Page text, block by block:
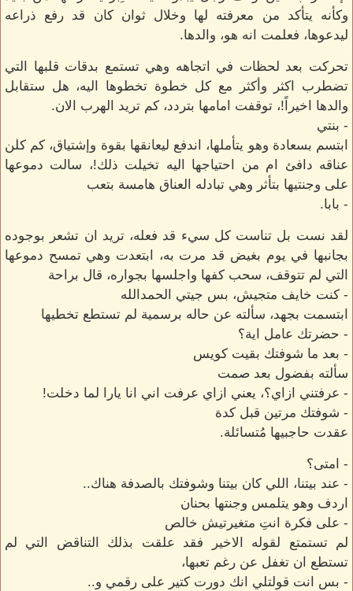
وكأنه يتأكد من معرفته لها وخلال ثوان كان قد رفع ذراعه
ليدعوها، فعلمت انه هو، والدها.
تحركت بعد لحظات في اتجاهه وهي تستمع بدقات قلبها التي
تضطرب اكثر وأكثر مع كل خطوة تخطوها اليه، هل ستقابل
والدها اخيراً!، توقفت امامها بتردد، كم تريد الهرب الان.
- بنتي
ابتسم بسعادة وهو يتأملها، اندفع ليعانقها بقوة وإشتياق، كم كلن
عناقه دافئ ام من احتياجها اليه تخيلت ذلك!، سالت دموعها
على وجنتيها بتأثر وهي تبادله العناق هامسة بتعب
- بابا.
لقد نست بل تناست كل سيء قد فعله، تريد ان تشعر بوجوده
بجانبها في يوم بغيض قد مرت به، ابتعدت وهي تمسح دموعها
التي لم تتوقف، سحب كفها واجلسها بجواره، قال براحة
- كنت خايف متجيش، بس جيتي الحمدالله
ابتسمت بجهد، سألته عن حاله برسمية لم تستطع تخطيها
- حضرتك عامل اية؟
- بعد ما شوفتك بقيت كويس
سألته بفضول بعد صمت
- عرفتني ازاي؟، يعني ازاي عرفت اني انا يارا لما دخلت!
- شوفتك مرتين قبل كدة
عقدت حاجبيها مُتسائلة.
- امتى؟
- عند بيتنا، اللي كان بيتنا وشوفتك بالصدفة هناك..
اردف وهو يتلمس وجنتها بحنان
- على فكرة انتِ متغيرتيش خالص
لم تستمتع لقوله الاخير فقد علقت بذلك التناقض التي لم
تستطع ان تغفل عن رغم تعبها،
- بس انت قولتلي انك دورت كتير على رقمي و..